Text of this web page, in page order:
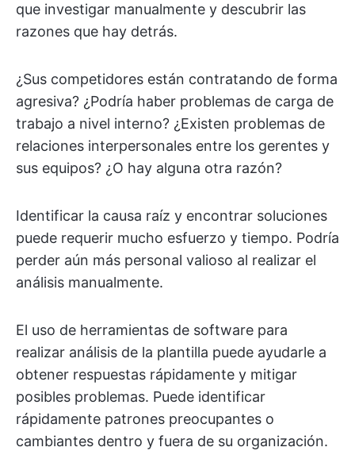
que investigar manualmente y descubrir las
razones que hay detrás.
¿Sus competidores están contratando de forma
agresiva? ¿Podría haber problemas de carga de
trabajo a nivel interno? ¿Existen problemas de
relaciones interpersonales entre los gerentes y
sus equipos? ¿O hay alguna otra razón?
Identificar la causa raíz y encontrar soluciones
puede requerir mucho esfuerzo y tiempo. Podría
perder aún más personal valioso al realizar el
análisis manualmente.
El uso de herramientas de software para
realizar análisis de la plantilla puede ayudarle a
obtener respuestas rápidamente y mitigar
posibles problemas. Puede identificar
rápidamente patrones preocupantes o
cambiantes dentro y fuera de su organización.